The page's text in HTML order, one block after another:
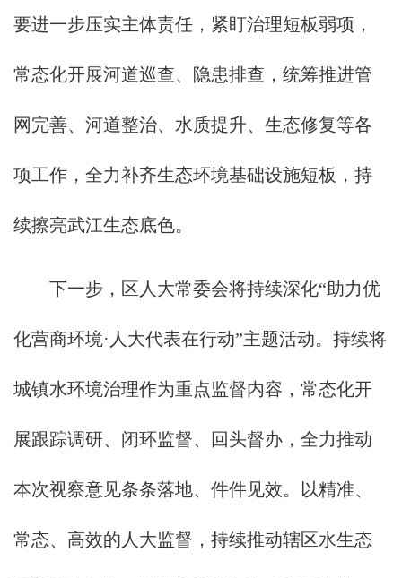
要进一步压实主体责任，紧盯治理短板弱项，
常态化开展河道巡查、隐患排查，统筹推进管
网完善、河道整治、水质提升、生态修复等各
项工作，全力补齐生态环境基础设施短板，持
续擦亮武江生态底色。
下一步，区人大常委会将持续深化“助力优
化营商环境·人大代表在行动”主题活动。持续将
城镇水环境治理作为重点监督内容，常态化开
展跟踪调研、闭环监督、回头督办，全力推动
本次视察意见条条落地、件件见效。以精准、
常态、高效的人大监督，持续推动辖区水生态